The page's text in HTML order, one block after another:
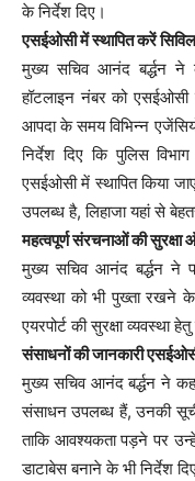
के निर्देश दिए।
एसईओसी में स्थापित करें
मुख्य सचिव आनंद बर्द्धन
हॉटलाइन नंबर को एसईओसी
आपदा के समय विभिन्न
निर्देश दिए कि पुलिस
एसईओसी में स्थापित किया
उपलब्ध है, लिहाजा यहां से
महत्वपूर्ण संरचनाओं की
मुख्य सचिव आनंद बर्द्धन ने
व्यवस्था को भी पुख्ता रखने
एयरपोर्ट की सुरक्षा व्यवस्था
संसाधनों की जानकारी
मुख्य सचिव आनंद बर्द्धन ने
संसाधन उपलब्ध हैं, उनकी
ताकि आवश्यकता पड़ने पर
डाटाबेस बनाने के भी निर्देश